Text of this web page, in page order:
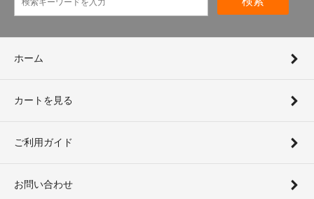
ホーム
カートを見る
ご利用ガイド
お問い合わせ